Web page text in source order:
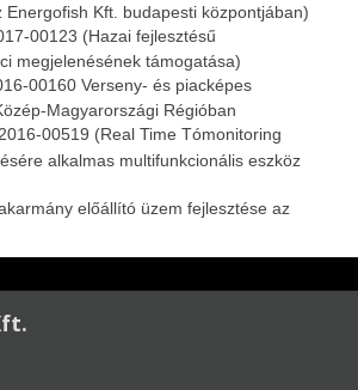
Kft. budapesti központjában)
00123 (Hazai fejlesztésű
megjelenésének támogatása)
00160 Verseny- és piacképes
Magyarországi Régióban
00519 (Real Time Tómonitoring
alkalmas multifunkcionális eszköz
előállító üzem fejlesztése az